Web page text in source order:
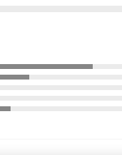
精米)[5kg×2袋]
里市
冷暗所にて約30日